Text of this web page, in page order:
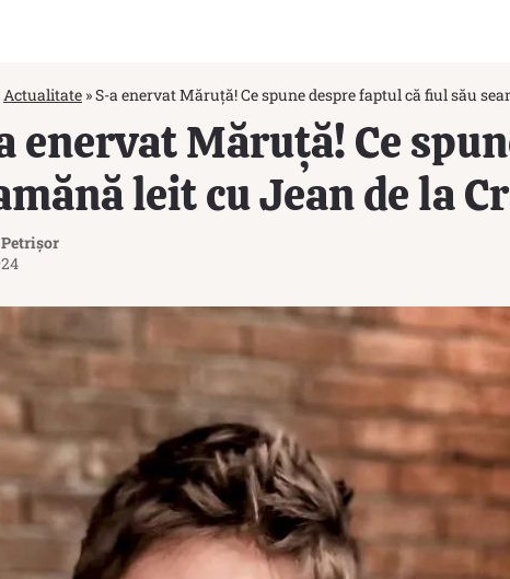
Actualitate »S-a enervat Măruță! Ce spune despre faptul că fiul său
enervat Măruță! Ce
leit cu Jean de la